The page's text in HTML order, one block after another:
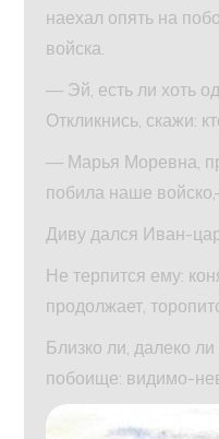
наехал опять на
войска.
— Эй, есть ли хоть
Откликнись, скажи:
— Марья Моревна,
побила наше
Диву дался Иван-
Не терпится ему:
продолжает,
Близко ли, далеко
побоище: видимо-